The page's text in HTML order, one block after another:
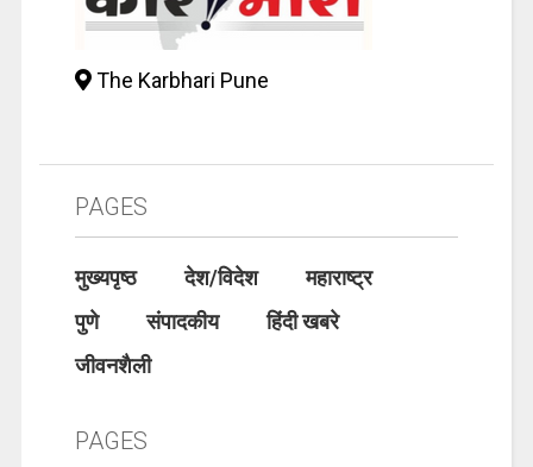
The Karbhari Pune
PAGES
मुख्यपृष्ठ देश/विदेश
महाराष्ट्र
पुणे
संपादकीय
हिंदी खबरे
जीवनशैली
PAGES